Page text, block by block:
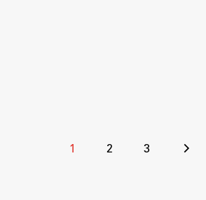
Številčenje
1 2 3